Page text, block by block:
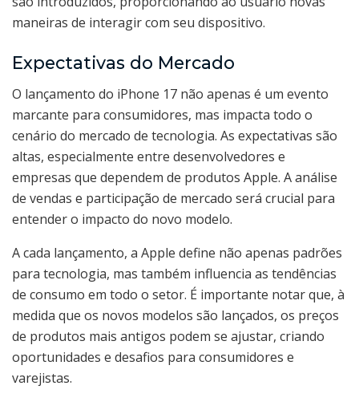
maneiras de interagir com seu dispositivo.
Expectativas do Mercado
O lançamento do iPhone 17 não apenas é um evento
marcante para consumidores, mas impacta todo o
cenário do mercado de tecnologia. As expectativas são
altas, especialmente entre desenvolvedores e
empresas que dependem de produtos Apple. A análise
de vendas e participação de mercado será crucial para
entender o impacto do novo modelo.
A cada lançamento, a Apple define não apenas padrões
para tecnologia, mas também influencia as tendências
de consumo em todo o setor. É importante notar que, à
medida que os novos modelos são lançados, os preços
de produtos mais antigos podem se ajustar, criando
oportunidades e desafios para consumidores e
varejistas.